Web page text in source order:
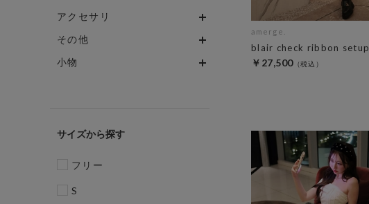
アクセサリ
その他
小物
サイズ
フリー
S
amerge.
blair check ribbon setup
￥27,500